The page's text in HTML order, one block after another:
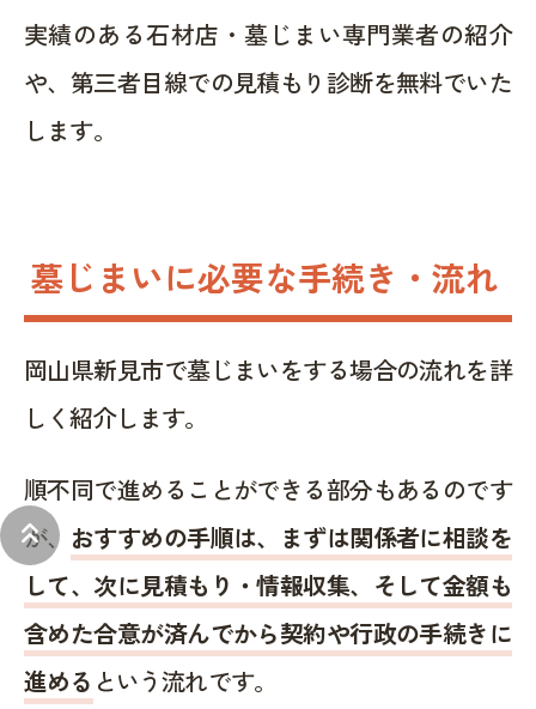
keyboard_double_arrow_up
実績のある石材店・墓じまい専門業者の紹介
や、第三者目線での見積もり診断を無料でいた
します。
墓じまいに必要な手続き・流れ
岡山県新見市で墓じまいをする場合の流れを詳
しく紹介します。
順不同で進めることができる部分もあるのです
が、 おすすめの手順は、まずは関係者に相談を
して、次に見積もり・情報収集、そして金額も
含めた合意が済んでから契約や行政の手続きに
進める という流れです。